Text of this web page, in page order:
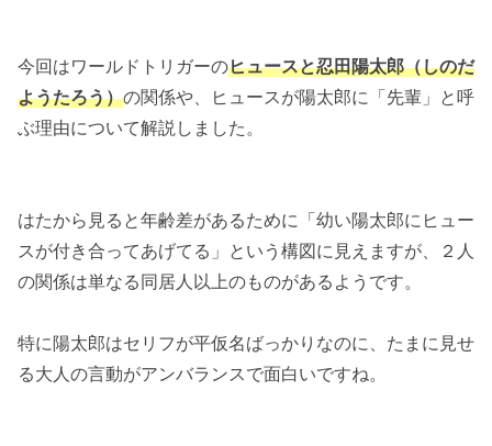
今回はワールドトリガーのヒュースと忍田陽太郎（しのだ
ようたろう）の関係や、ヒュースが陽太郎に「先輩」と呼
ぶ理由について解説しました。
はたから見ると年齢差があるために「幼い陽太郎にヒュー
スが付き合ってあげてる」という構図に見えますが、２人
の関係は単なる同居人以上のものがあるようです。
特に陽太郎はセリフが平仮名ばっかりなのに、たまに見せ
る大人の言動がアンバランスで面白いですね。